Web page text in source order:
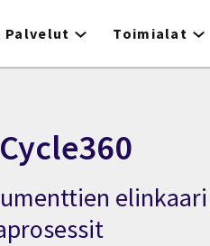
Palvelut Toimialat